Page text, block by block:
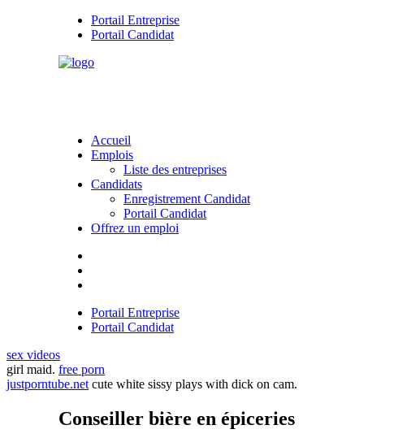
Portail Entreprise
Portail Candidat
Accueil
Emplois
Liste des entreprises
Candidats
Enregistrement Candidat
Portail Candidat
Offrez un emploi
Portail Entreprise
Portail Candidat
sex videos
girl maid. free porn
justporntube.net cute white sissy plays with dick on cam.
Conseiller bière en épiceries